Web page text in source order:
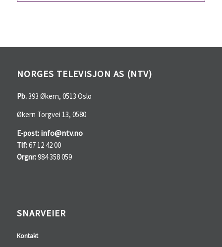
NORGES TELEVISJON AS (NTV)
Pb.393 Økern, 0513 Oslo
Økern Torgvei 13, 0580
E-post: info@ntv.no
Tlf:67 12 42 00
Orgnr:984 358 059
SNARVEIER
Kontakt